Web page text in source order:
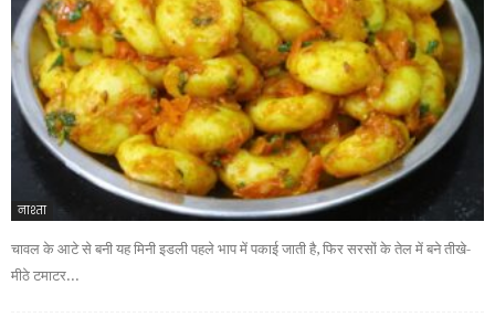
नाश्ता
चावल के आटे से बनी यह मिनी इडली पहले भाप में पकाई जाती है, फिर सरसों के तेल में बने तीखे-
मीठे टमाटर...